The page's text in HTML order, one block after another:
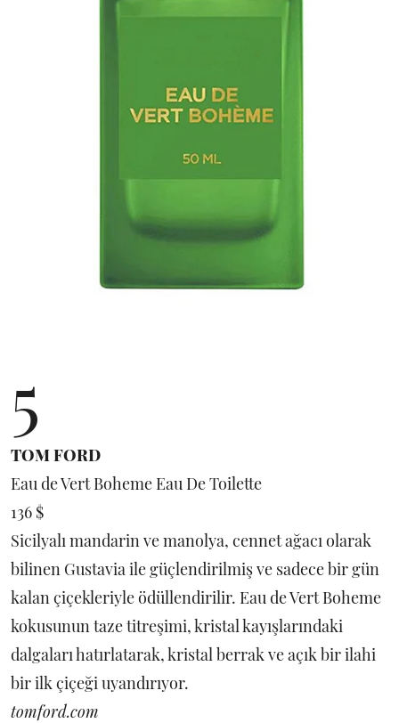
5
TOM FORD
Eau de Vert Boheme Eau De Toilette
136 $
Sicilyalı mandarin ve manolya, cennet ağacı olarak
bilinen Gustavia ile güçlendirilmiş ve sadece bir gün
kalan çiçekleriyle ödüllendirilir. Eau de Vert Boheme
kokusunun taze titreşimi, kristal kayışlarındaki
dalgaları hatırlatarak, kristal berrak ve açık bir ilahi
bir ilk çiçeği uyandırıyor.
tomford.com